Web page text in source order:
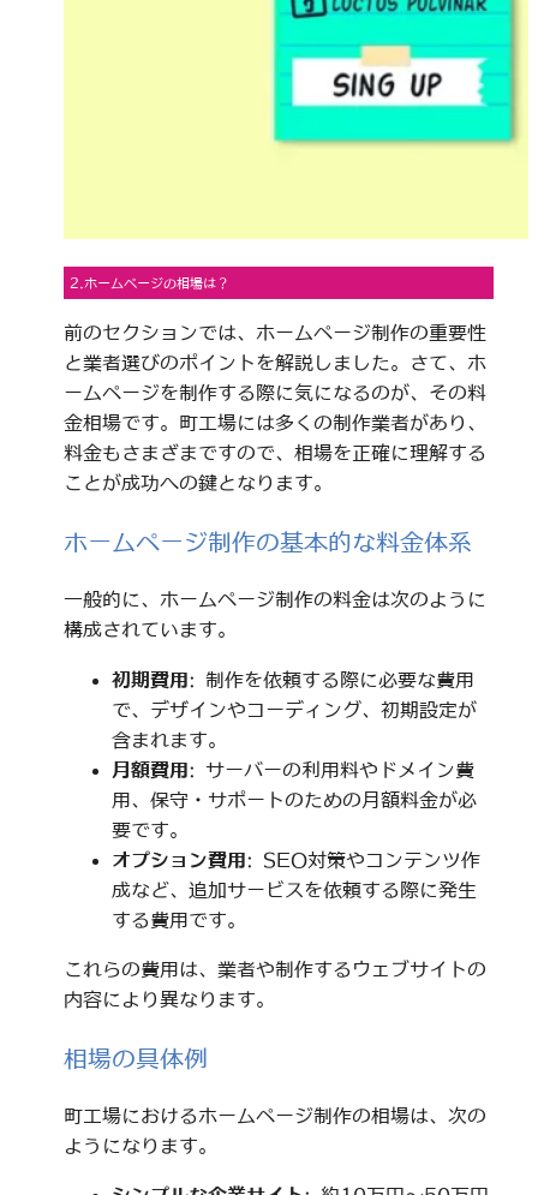
2.ホームページの相場は？
前のセクションでは、ホームページ制作の重要性
と業者選びのポイントを解説しました。さて、ホ
ームページを制作する際に気になるのが、その料
金相場です。町工場には多くの制作業者があり、
料金もさまざまですので、相場を正確に理解する
ことが成功への鍵となります。
ホームページ制作の基本的な料金体系
一般的に、ホームページ制作の料金は次のように
構成されています。
初期費用: 制作を依頼する際に必要な費用
で、デザインやコーディング、初期設定が
含まれます。
月額費用: サーバーの利用料やドメイン費
用、保守・サポートのための月額料金が必
要です。
オプション費用: SEO対策やコンテンツ作
成など、追加サービスを依頼する際に発生
する費用です。
これらの費用は、業者や制作するウェブサイトの
内容により異なります。
相場の具体例
町工場におけるホームページ制作の相場は、次の
ようになります。